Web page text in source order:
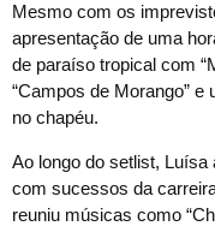
Mesmo com os
apresentação de uma
de paraíso tropical com
“Campos de Morango”
no chapéu.
Ao longo do setlist,
com sucessos da
reuniu músicas como